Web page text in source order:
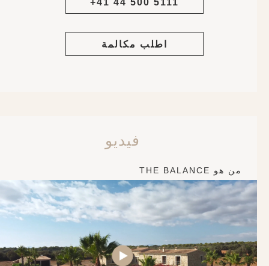
اطلب مكالمة
فيديو
من هو THE BALANCE